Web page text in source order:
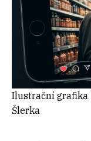
Ilustrační grafika
Šlerka